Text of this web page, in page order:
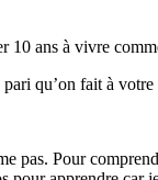
10 ans à vivre
qu’on fait à
pas. Pour